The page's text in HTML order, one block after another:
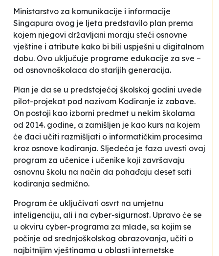
Ministarstvo za komunikacije i informacije
Singapura ovog je ljeta predstavilo plan prema
kojem njegovi državljani moraju steći osnovne
vještine i atribute kako bi bili uspješni u digitalnom
dobu. Ovo uključuje programe edukacije za sve –
od osnovnoškolaca do starijih generacija.
Plan je da se u predstojećoj školskoj godini uvede
pilot-projekat pod nazivom Kodiranje iz zabave.
On postoji kao izborni predmet u nekim školama
od 2014. godine, a zamišljen je kao kurs na kojem
će đaci učiti razmišljati o informatičkim procesima
kroz osnove kodiranja. Sljedeća je faza uvesti ovaj
program za učenice i učenike koji završavaju
osnovnu školu na način da pohađaju deset sati
kodiranja sedmično.
Program će uključivati osvrt na umjetnu
inteligenciju, ali i na cyber-sigurnost. Upravo će se
u okviru cyber-programa za mlade, sa kojim se
počinje od srednjoškolskog obrazovanja, učiti o
najbitnijim vještinama u oblasti internetske